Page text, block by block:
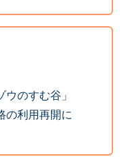
のすむ谷」
の利用再開に